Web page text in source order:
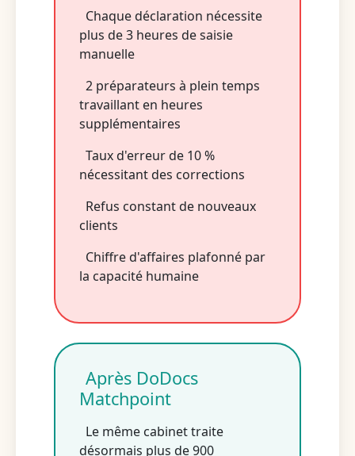
Chaque déclaration nécessite
plus de 3 heures de saisie
manuelle
2 préparateurs à plein temps
travaillant en heures
supplémentaires
Taux d'erreur de 10 %
nécessitant des corrections
Refus constant de nouveaux
clients
Chiffre d'affaires plafonné par
la capacité humaine
Après DoDocs
Matchpoint
Le même cabinet traite
désormais plus de 900